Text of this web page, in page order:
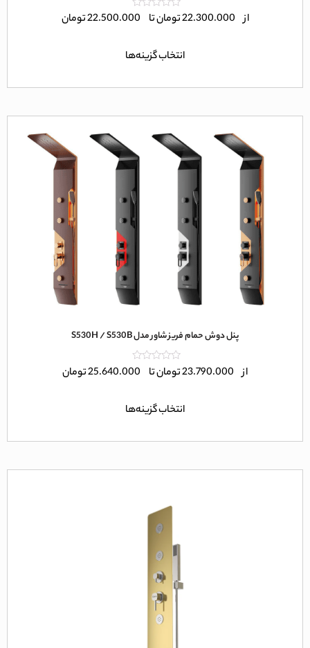
امتیاز
0
از 22.300.000تومانتا 22.500.000تومان
انتخاب گزینه‌ها
پنل دوش حمام فریز شاور مدل S530H / S530B
امتیاز
0
از 23.790.000تومانتا 25.640.000تومان
انتخاب گزینه‌ها